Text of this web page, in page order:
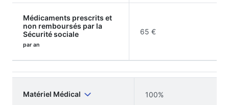
Médicaments prescrits et
non remboursés par la
Sécurité sociale
par an
65 €
Matériel Médical 100%